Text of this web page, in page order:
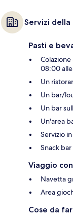
Servizi
Pasti e
08:00
Un
Un bar/
Un bar
Un'area
Servizio
Snack bar
Viaggio
Navetta
Area
Cose da